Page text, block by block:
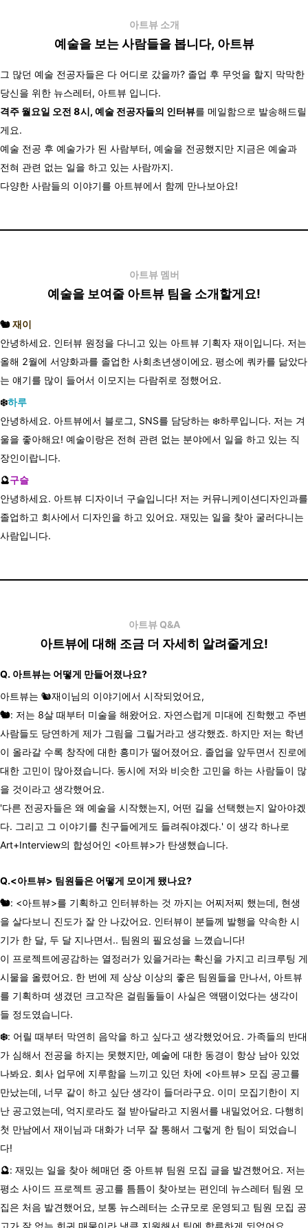
아트뷰 소개
예술을 보는 사람들을 봅니다, 아트뷰
그 많던 예술 전공자들은 다 어디로 갔을까? 졸업 후 무엇을 할지 막막한
당신을 위한 뉴스레터, 아트뷰 입니다.
격주 월요일 오전 8시, 예술 전공자들의 인터뷰를 메일함으로 발송해드릴
게요.
예술 전공 후 예술가가 된 사람부터, 예술을 전공했지만 지금은 예술과
전혀 관련 없는 일을 하고 있는 사람까지.
다양한 사람들의 이야기를 아트뷰에서 함께 만나보아요!
아트뷰 멤버
예술을 보여줄 아트뷰 팀을 소개할게요!
🐿️재이
안녕하세요. 인터뷰 원정을 다니고 있는 아트뷰 기획자 재이입니다. 저는
올해 2월에 서양화과를 졸업한 사회초년생이에요. 평소에 쿼카를 닮았다
는 얘기를 많이 들어서 이모지는 다람쥐로 정했어요.
❄️하루
안녕하세요. 아트뷰에서 블로그, SNS를 담당하는 ❄️하루입니다. 저는 겨
울을 좋아해요! 예술이랑은 전혀 관련 없는 분야에서 일을 하고 있는 직
장인이랍니다.
🔮구슬
안녕하세요. 아트뷰 디자이너 구슬입니다! 저는 커뮤니케이션디자인과를
졸업하고 회사에서 디자인을 하고 있어요. 재밌는 일을 찾아 굴러다니는
사람입니다.
아트뷰 Q&A
아트뷰에 대해 조금 더 자세히 알려줄게요!
Q. 아트뷰는 어떻게 만들어졌나요?
아트뷰는 🐿️재이님의 이야기에서 시작되었어요,
🐿️: 저는 8살 때부터 미술을 해왔어요. 자연스럽게 미대에 진학했고 주변
사람들도 당연하게 제가 그림을 그릴거라고 생각했죠. 하지만 저는 학년
이 올라갈 수록 창작에 대한 흥미가 떨어졌어요. 졸업을 앞두면서 진로에
대한 고민이 많아졌습니다. 동시에 저와 비슷한 고민을 하는 사람들이 많
을 것이라고 생각했어요.
'다른 전공자들은 왜 예술을 시작했는지, 어떤 길을 선택했는지 알아야겠
다. 그리고 그 이야기를 친구들에게도 들려줘야겠다.' 이 생각 하나로
Art+Interview의 합성어인 <아트뷰>가 탄생했습니다.
Q.<아트뷰> 팀원들은 어떻게 모이게 됐나요?
🐿️: <아트뷰>를 기획하고 인터뷰하는 것 까지는 어찌저찌 했는데, 현생
을 살다보니 진도가 잘 안 나갔어요. 인터뷰이 분들께 발행을 약속한 시
기가 한 달, 두 달 지나면서.. 팀원의 필요성을 느꼈습니다!
이 프로젝트에공감하는 열정러가 있을거라는 확신을 가지고 리크루팅 게
시물을 올렸어요. 한 번에 제 상상 이상의 좋은 팀원들을 만나서, 아트뷰
를 기획하며 생겼던 크고작은 걸림돌들이 사실은 액땜이었다는 생각이
들 정도였습니다.
❄️: 어릴 때부터 막연히 음악을 하고 싶다고 생각했었어요. 가족들의 반대
가 심해서 전공을 하지는 못했지만, 예술에 대한 동경이 항상 남아 있었
나봐요. 회사 업무에 지루함을 느끼고 있던 차에 <아트뷰> 모집 공고를
만났는데, 너무 같이 하고 싶단 생각이 들더라구요. 이미 모집기한이 지
난 공고였는데, 억지로라도 절 받아달라고 지원서를 내밀었어요. 다행히
첫 만남에서 재이님과 대화가 너무 잘 통해서 그렇게 한 팀이 되었습니
다!
🔮: 재밌는 일을 찾아 헤매던 중 아트뷰 팀원 모집 글을 발견했어요. 저는
평소 사이드 프로젝트 공고를 틈틈이 찾아보는 편인데 뉴스레터 팀원 모
집은 처음 발견했어요, 보통 뉴스레터는 소규모로 운영되고 팀원 모집 공
고가 잘 없는 희귀 매물이라 냉큼 지원해서 팀에 합류하게 되었어요